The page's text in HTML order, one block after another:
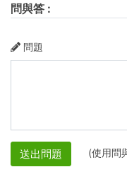
問與答 :
問題
送出問題 (使用問